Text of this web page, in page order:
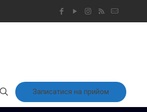
Записатися на прийом